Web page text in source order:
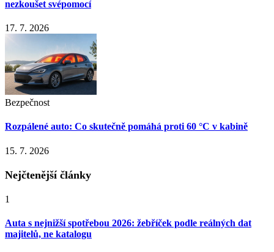
nezkoušet svépomocí
17. 7. 2026
Bezpečnost
Rozpálené auto: Co skutečně pomáhá proti 60 °C v kabině
15. 7. 2026
Nejčtenější články
1
Auta s nejnižší spotřebou 2026: žebříček podle reálných dat
majitelů, ne katalogu